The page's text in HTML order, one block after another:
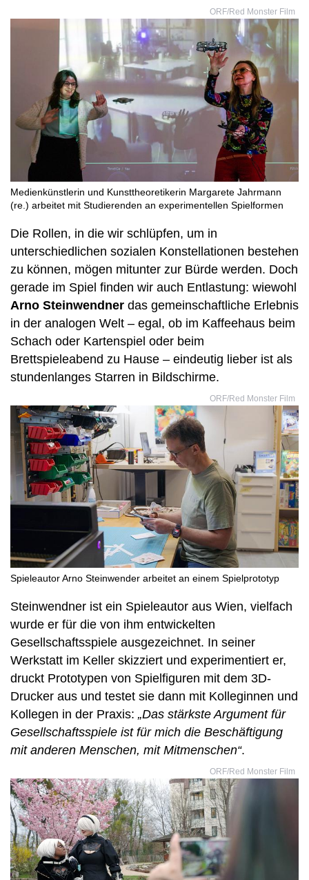
ORF/Red Monster Film
Medienkünstlerin und Kunsttheoretikerin Margarete Jahrmann
(re.) arbeitet mit Studierenden an experimentellen Spielformen
Die Rollen, in die wir schlüpfen, um in
unterschiedlichen sozialen Konstellationen bestehen
zu können, mögen mitunter zur Bürde werden. Doch
gerade im Spiel finden wir auch Entlastung: wiewohl
Arno Steinwendner das gemeinschaftliche Erlebnis
in der analogen Welt – egal, ob im Kaffeehaus beim
Schach oder Kartenspiel oder beim
Brettspieleabend zu Hause – eindeutig lieber ist als
stundenlanges Starren in Bildschirme.
ORF/Red Monster Film
Spieleautor Arno Steinwender arbeitet an einem Spielprototyp
Steinwendner ist ein Spieleautor aus Wien, vielfach
wurde er für die von ihm entwickelten
Gesellschaftsspiele ausgezeichnet. In seiner
Werkstatt im Keller skizziert und experimentiert er,
druckt Prototypen von Spielfiguren mit dem 3D-
Drucker aus und testet sie dann mit Kolleginnen und
Kollegen in der Praxis: „Das stärkste Argument für
Gesellschaftsspiele ist für mich die Beschäftigung
mit anderen Menschen, mit Mitmenschen“.
ORF/Red Monster Film